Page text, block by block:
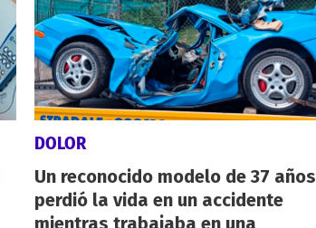
DOLOR
Un reconocido modelo de 37 años
perdió la vida en un accidente